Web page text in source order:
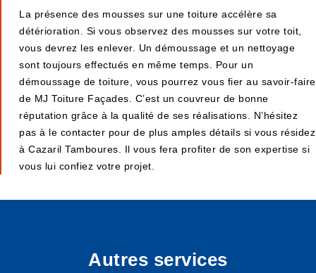
La présence des mousses sur une toiture accélère sa
détérioration. Si vous observez des mousses sur votre toit,
vous devrez les enlever. Un démoussage et un nettoyage
sont toujours effectués en même temps. Pour un
démoussage de toiture, vous pourrez vous fier au savoir-faire
de MJ Toiture Façades. C’est un couvreur de bonne
réputation grâce à la qualité de ses réalisations. N’hésitez
pas à le contacter pour de plus amples détails si vous résidez
à Cazaril Tamboures. Il vous fera profiter de son expertise si
vous lui confiez votre projet.
Autres services